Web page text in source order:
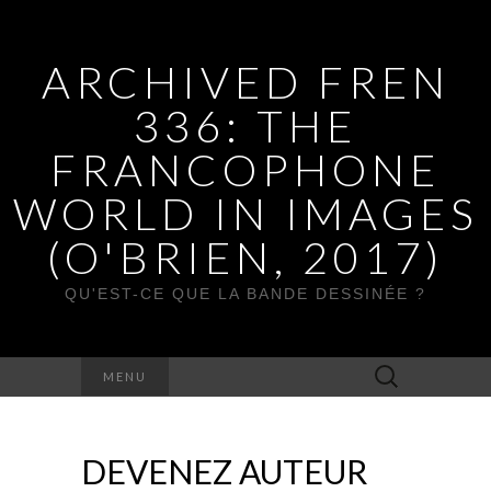
ARCHIVED FREN
336: THE
FRANCOPHONE
WORLD IN IMAGES
(O'BRIEN, 2017)
QU'EST-CE QUE LA BANDE DESSINÉE ?
MENU Rechercher :
DEVENEZ AUTEUR